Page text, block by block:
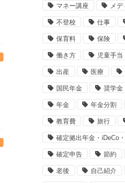
マネー講座 メデ
不登校 仕事
保育料 保険
働き方 児童手当
出産 医療
国民年金 奨学金
年金 年金分割
教育費 旅行
確定拠出年金・iDeCo
確定申告 節約
老後 自己紹介